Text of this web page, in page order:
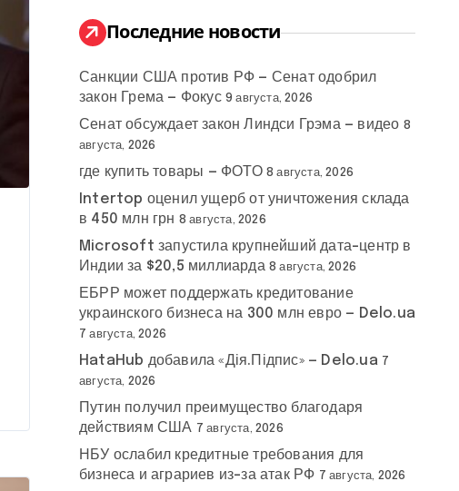
:
Последние новости
Санкции США против РФ — Сенат одобрил
закон Грема — Фокус 9 августа, 2026
Сенат обсуждает закон Линдси Грэма — видео 8
августа, 2026
где купить товары — ФОТО 8 августа, 2026
Intertop оценил ущерб от уничтожения склада
в 450 млн грн 8 августа, 2026
Microsoft запустила крупнейший дата-центр в
Индии за $20,5 миллиарда 8 августа, 2026
ЕБРР может поддержать кредитование
украинского бизнеса на 300 млн евро — Delo.ua
7 августа, 2026
HataHub добавила «Дія.Підпис» — Delo.ua 7
августа, 2026
Путин получил преимущество благодаря
действиям США 7 августа, 2026
НБУ ослабил кредитные требования для
бизнеса и аграриев из-за атак РФ 7 августа, 2026